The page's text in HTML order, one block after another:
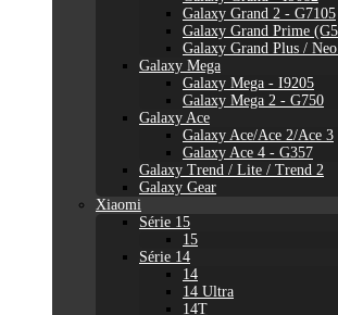
Galaxy Grand 2 - G7105
Galaxy Grand Prime
Galaxy Grand Plus /
Galaxy Mega
Galaxy Mega - I9205
Galaxy Mega 2 - G750
Galaxy Ace
Galaxy Ace/Ace 2/Ace 3
Galaxy Ace 4 - G357
Galaxy Trend / Lite / Trend 2
Galaxy Gear
Xiaomi
Série 15
15
Série 14
14
14 Ultra
14T